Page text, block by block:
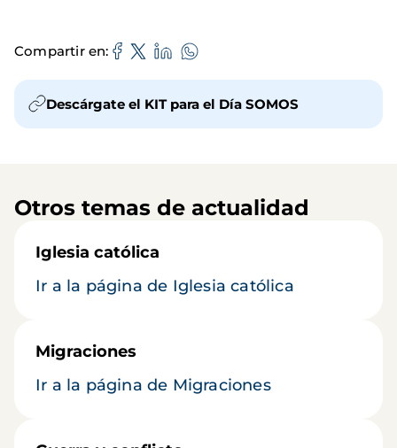
Compartir en
Descárgate el KIT para el Día SOMOS
Otros temas de actualidad
Iglesia católica
Ir a la página de Iglesia católica
Migraciones
Ir a la página de Migraciones